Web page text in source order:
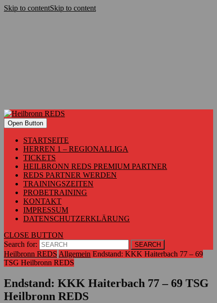
Skip to contentSkip to content
Open Button
STARTSEITE
HERREN 1 – REGIONALLIGA
TICKETS
HEILBRONN REDS PREMIUM PARTNER
REDS PARTNER WERDEN
TRAININGSZEITEN
PROBETRAINING
KONTAKT
IMPRESSUM
DATENSCHUTZERKLÄRUNG
CLOSE BUTTON
Search for:
Heilbronn REDS Allgemein Endstand: KKK Haiterbach 77 – 69
TSG Heilbronn REDS
Endstand: KKK Haiterbach 77 – 69 TSG
Heilbronn REDS